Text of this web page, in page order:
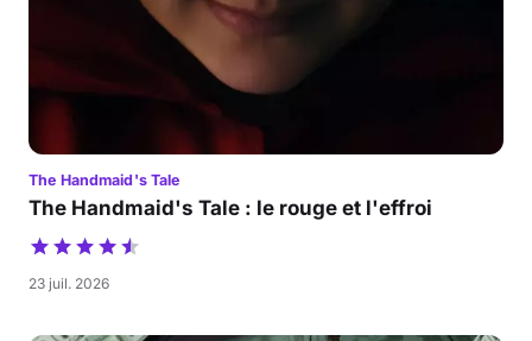
The Handmaid's Tale
The Handmaid's Tale : le rouge et l'effroi
23 juil. 2026